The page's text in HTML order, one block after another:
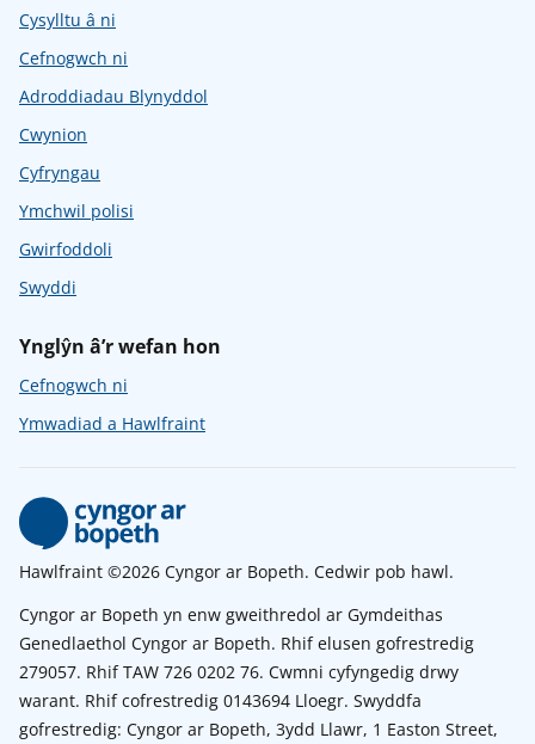
Cysylltu â ni
Cefnogwch ni
Adroddiadau Blynyddol
Cwynion
Cyfryngau
Ymchwil polisi
Gwirfoddoli
Swyddi
Ynglŷn â’r wefan hon
Cefnogwch ni
Ymwadiad a Hawlfraint
Hawlfraint ©2026 Cyngor ar Bopeth. Cedwir pob hawl.
Cyngor ar Bopeth yn enw gweithredol ar Gymdeithas
Genedlaethol Cyngor ar Bopeth. Rhif elusen gofrestredig
279057. Rhif TAW 726 0202 76. Cwmni cyfyngedig drwy
warant. Rhif cofrestredig 0143694 Lloegr. Swyddfa
gofrestredig: Cyngor ar Bopeth, 3ydd Llawr, 1 Easton Street,